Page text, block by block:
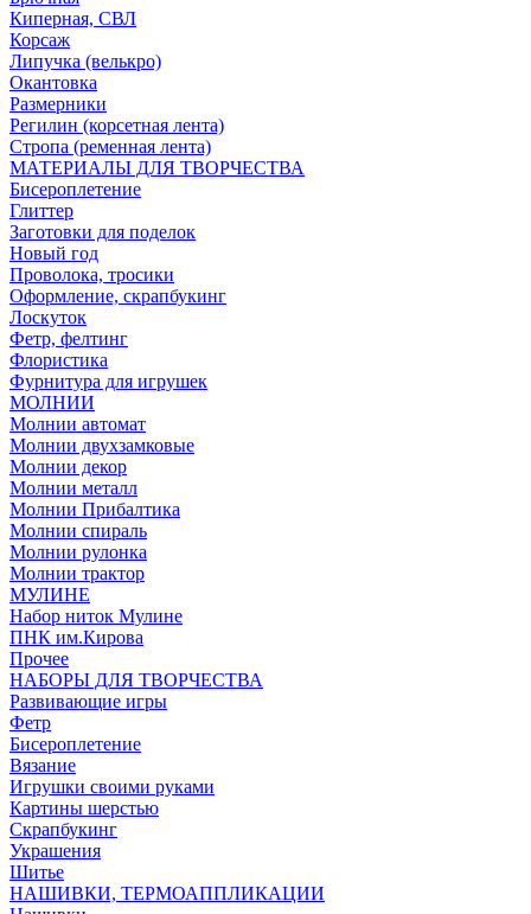
Киперная, СВЛ
Корсаж
Липучка (велькро)
Окантовка
Размерники
Регилин (корсетная лента)
Стропа (ременная лента)
МАТЕРИАЛЫ ДЛЯ ТВОРЧЕСТВА
Бисероплетение
Глиттер
Заготовки для поделок
Новый год
Проволока, тросики
Оформление, скрапбукинг
Лоскуток
Фетр, фелтинг
Флористика
Фурнитура для игрушек
МОЛНИИ
Молнии автомат
Молнии двухзамковые
Молнии декор
Молнии металл
Молнии Прибалтика
Молнии спираль
Молнии рулонка
Молнии трактор
МУЛИНЕ
Набор ниток Мулине
ПНК им.Кирова
Прочее
НАБОРЫ ДЛЯ ТВОРЧЕСТВА
Развивающие игры
Фетр
Бисероплетение
Вязание
Игрушки своими руками
Картины шерстью
Скрапбукинг
Украшения
Шитье
НАШИВКИ, ТЕРМОАППЛИКАЦИИ